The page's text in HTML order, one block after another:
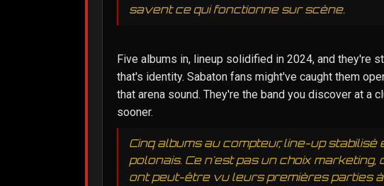
savent ce qui fonctionne sur scène.
Five albums in, lineup solidified in 2024, and they're
that's identity. Sabaton fans might've caught them
that arena sound. They're the band you discover at a
sooner.
Cinq albums au compteur, line-up
polonais. Ce n'est pas un choix
ont peut-être vu leurs premières parties à